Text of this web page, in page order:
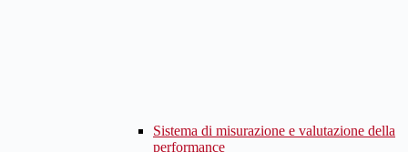
Sistema di misurazione e valutazione della
performance